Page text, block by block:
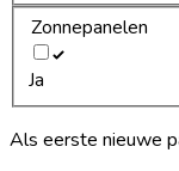
Zonnepanelen
Ja
Als eerste nieuwe